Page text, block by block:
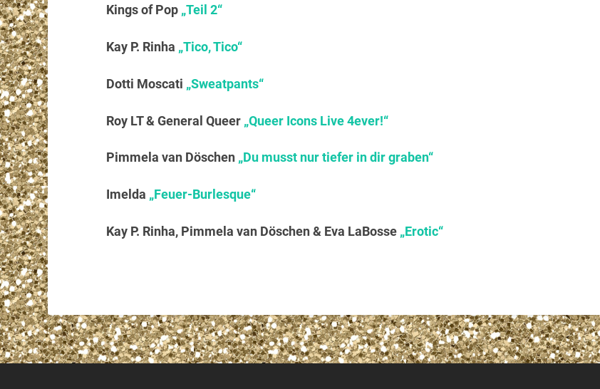
Kings of Pop „Teil 2“
Kay P. Rinha „Tico, Tico“
Dotti Moscati „Sweatpants“
Roy LT & General Queer „Queer Icons Live 4ever!“
Pimmela van Döschen „Du musst nur tiefer in dir graben“
Imelda „Feuer-Burlesque“
Kay P. Rinha, Pimmela van Döschen & Eva LaBosse „Erotic“